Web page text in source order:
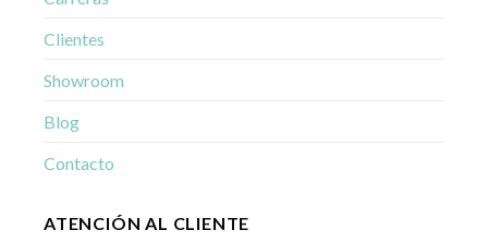
Clientes
Showroom
Blog
Contacto
ATENCIÓN AL CLIENTE